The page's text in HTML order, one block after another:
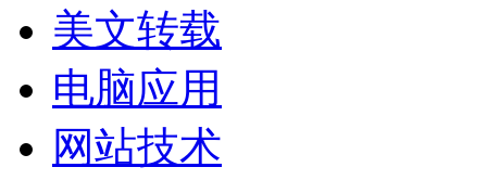
美文转载
电脑应用
网站技术